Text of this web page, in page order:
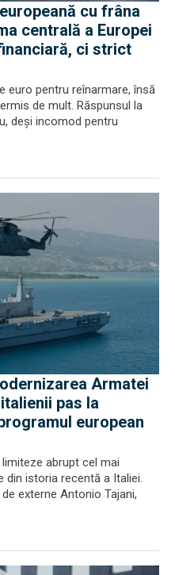
cu frâna
centrală a Europei
ci strict
euro pentru reînarmare, însă
de mult. Răspunsul la
deși incomod pentru
Armatei
pas la
european
abrupt cel mai
din istoria recentă a Italiei.
externe Antonio Tajani,